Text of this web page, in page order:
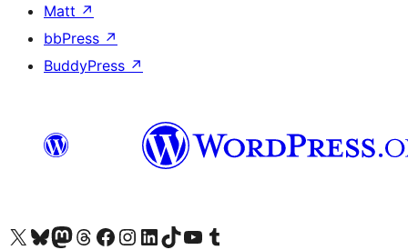
Matt ↗
bbPress ↗
BuddyPress ↗
X(이전 트위터) 계정 방문하기블루스카이 계정 방문하기마스토돈 계정 방문하기스레드 계정 방문하기 페이스북 페이지 방문하기인스타그램 계정 방문하기 LinkedIn 계정 방문하기틱톡 계정 방문하기유튜브 채널 방문하기 텀블러 계정 방문하기